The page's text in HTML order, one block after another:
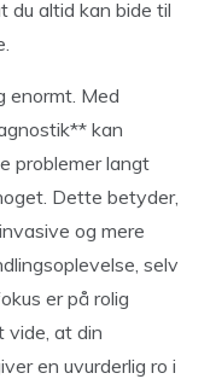
du altid kan bide til
enormt. Med
kan
problemer langt
Dette betyder,
og mere
selv
er på rolig
vide, at din
en uvurderlig ro i